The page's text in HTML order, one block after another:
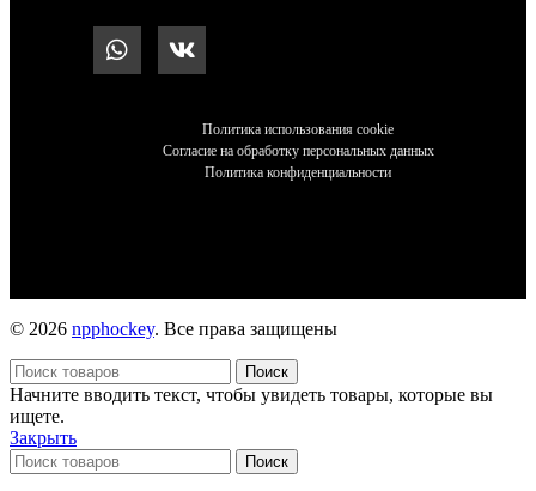
Политика использования cookie
Согласие на обработку персональных данных
Политика конфиденциальности
© 2026 npphockey. Все права защищены
Поиск
Начните вводить текст, чтобы увидеть товары, которые вы
ищете.
Закрыть
Поиск